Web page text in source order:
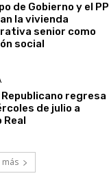
de Gobierno y el PP
la vivienda
senior como
social
Republicano regresa
de julio a
más